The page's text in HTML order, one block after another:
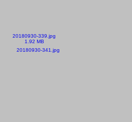
20180930-339.jpg
1.92 MB